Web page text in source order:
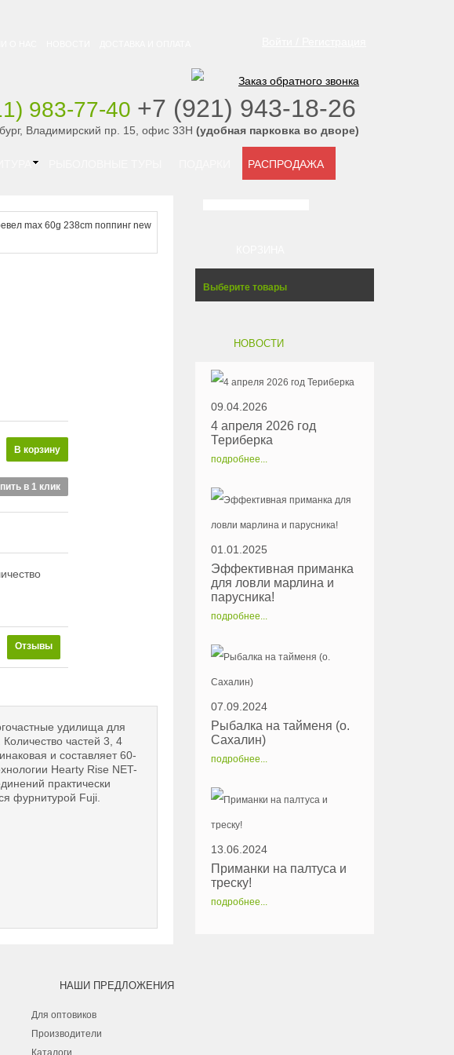
РАСПРОДАЖА
Заказ обратного звонка
983-77-40 ‭+7 (921) 943-18-26
Владимирский пр. 15, офис 33Н (удобная парковка во дворе)
max 60g 238cm поппинг new
В корзину
в 1 клик
Отзывы
удилища для
частей 3, 4
и составляет 60-
Hearty Rise NET-
практически
фурнитурой Fuji.
Выберите товары
НОВОСТИ
09.04.2026
4 апреля 2026 год
Териберка
подробнее...
01.01.2025
Эффективная приманка
для ловли марлина и
парусника!
подробнее...
07.09.2024
Рыбалка на тайменя (о.
Сахалин)
подробнее...
13.06.2024
Приманки на палтуса и
треску!
подробнее...
НАШИ ПРЕДЛОЖЕНИЯ
Для оптовиков
Производители
Каталоги